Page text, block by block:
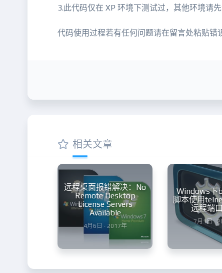
3.此代码仅在 XP 环境下测试过，其他环境请先
代码使用过程若有任何问题请在留言处粘贴错
相关文章
远程桌面报错解决：No
Remote Desktop
License Servers
Available
4月6日 · 2017年
Windows下
脚本使用
远程端
7月1日 ·